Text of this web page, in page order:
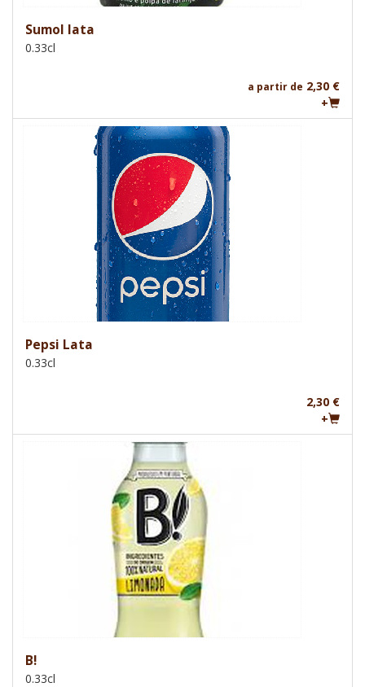
Sumol lata
0.33cl
a partir de 2,30 €
+
Pepsi Lata
0.33cl
2,30 €
+
B!
0.33cl